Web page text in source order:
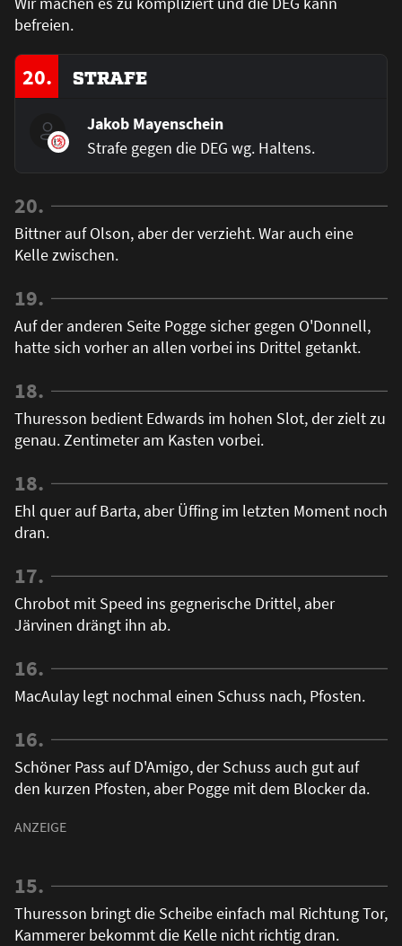
befreien.
20. STRAFE
Jakob Mayenschein
Strafe gegen die DEG wg. Haltens.
20.
Bittner auf Olson, aber der verzieht. War auch eine
Kelle zwischen.
19.
Auf der anderen Seite Pogge sicher gegen O'Donnell,
hatte sich vorher an allen vorbei ins Drittel getankt.
18.
Thuresson bedient Edwards im hohen Slot, der zielt zu
genau. Zentimeter am Kasten vorbei.
18.
Ehl quer auf Barta, aber Üffing im letzten Moment noch
dran.
17.
Chrobot mit Speed ins gegnerische Drittel, aber
Järvinen drängt ihn ab.
16.
MacAulay legt nochmal einen Schuss nach, Pfosten.
16.
Schöner Pass auf D'Amigo, der Schuss auch gut auf
den kurzen Pfosten, aber Pogge mit dem Blocker da.
15.
Thuresson bringt die Scheibe einfach mal Richtung Tor,
Kammerer bekommt die Kelle nicht richtig dran.